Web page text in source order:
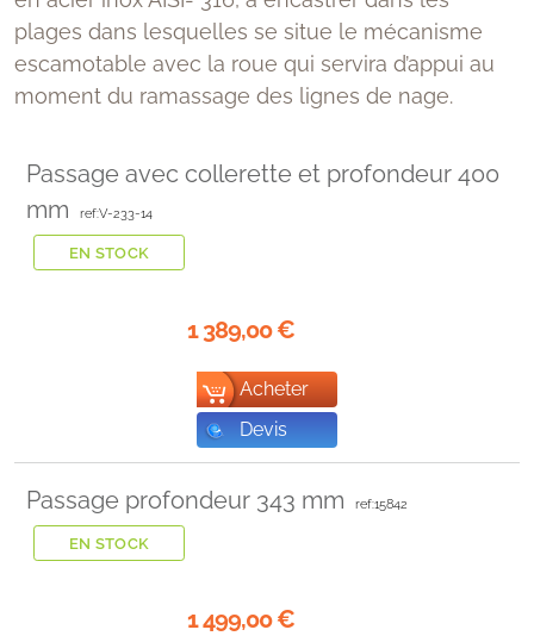
plages dans lesquelles se situe le mécanisme
escamotable avec la roue qui servira d’appui au
moment du ramassage des lignes de nage.
Passage avec collerette et profondeur 400
mm
ref:V-233-14
EN STOCK
1 389,00€
Acheter
Devis
Passage profondeur 343 mm ref:15842
EN STOCK
1 499,00€